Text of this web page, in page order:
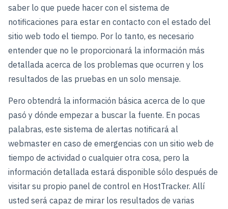
saber lo que puede hacer con el sistema de
notificaciones para estar en contacto con el estado del
sitio web todo el tiempo. Por lo tanto, es necesario
entender que no le proporcionará la información más
detallada acerca de los problemas que ocurren y los
resultados de las pruebas en un solo mensaje.
Pero obtendrá la información básica acerca de lo que
pasó y dónde empezar a buscar la fuente. En pocas
palabras, este sistema de alertas notificará al
webmaster en caso de emergencias con un sitio web de
tiempo de actividad o cualquier otra cosa, pero la
información detallada estará disponible sólo después de
visitar su propio panel de control en HostTracker. Allí
usted será capaz de mirar los resultados de varias